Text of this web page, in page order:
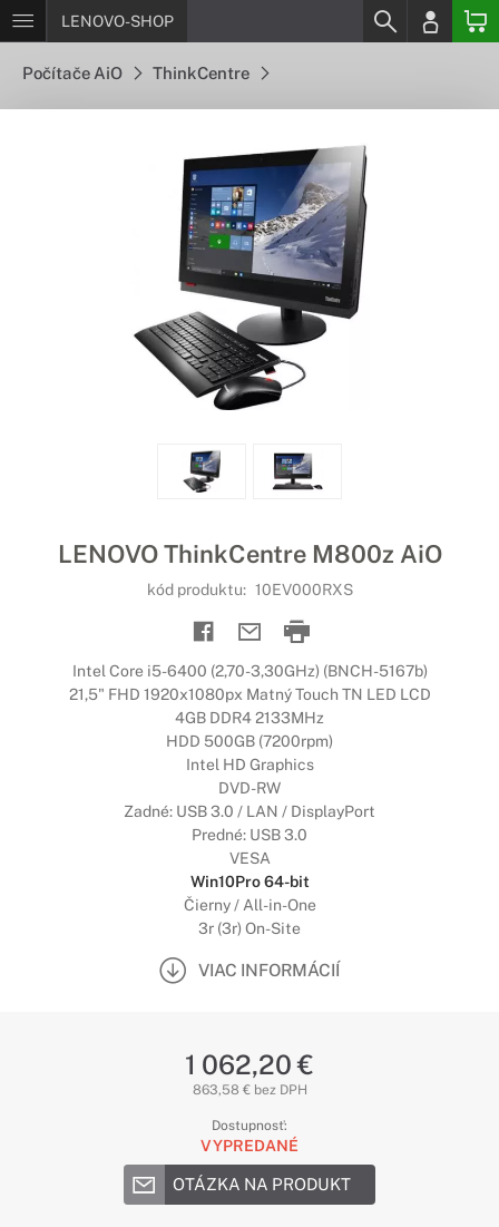
LENOVO-SHOP
Počítače AiO ThinkCentre
LENOVO ThinkCentre M800z AiO
kód produktu: 10EV000RXS
Intel Core i5-6400 (2,70-3,30GHz) (BNCH-5167b)
21,5" FHD 1920x1080px Matný Touch TN LED LCD
4GB DDR4 2133MHz
HDD 500GB (7200rpm)
Intel HD Graphics
DVD-RW
Zadné: USB 3.0 / LAN / DisplayPort
Predné: USB 3.0
VESA
Win10Pro 64-bit
Čierny / All-in-One
3r (3r) On-Site
VIAC INFORMÁCIÍ
1 062,20 €
863,58 € bez DPH
Dostupnosť:
VYPREDANÉ
OTÁZKA NA PRODUKT